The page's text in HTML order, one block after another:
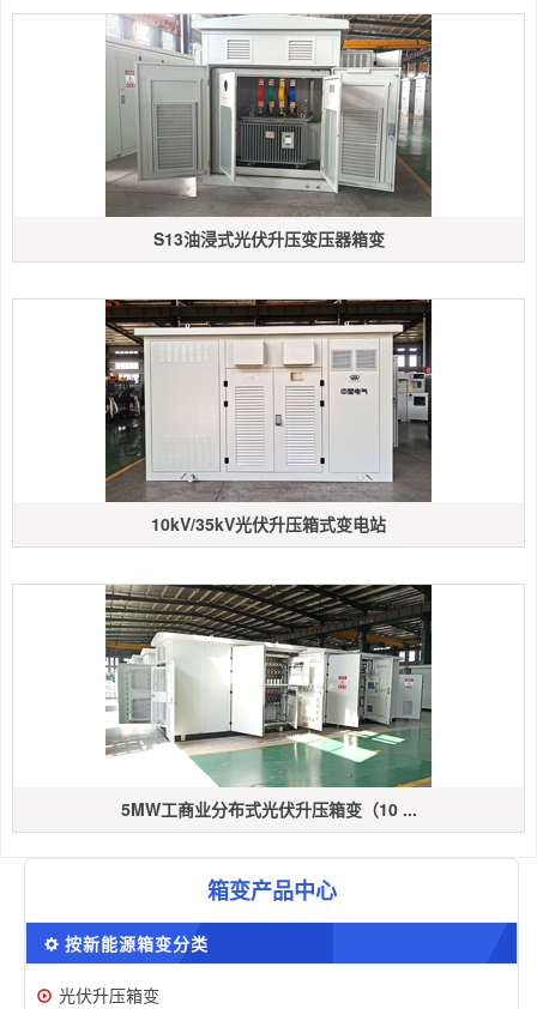
S13油浸式光伏升压变压器箱变
10kV/35kV光伏升压箱式变电站
5MW工商业分布式光伏升压箱变（10 ...
箱变产品中心
按新能源箱变分类
光伏升压箱变